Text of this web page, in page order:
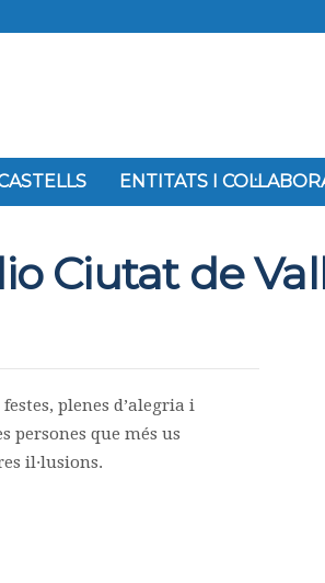
ENTITATS I
Ciutat de
plenes d’alegria i
persones que més us
il·lusions.